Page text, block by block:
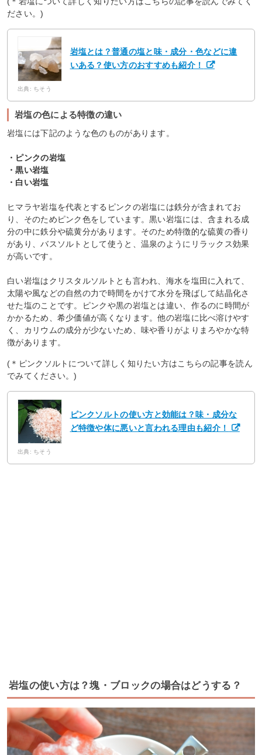
ださい。)
岩塩とは？普通の塩と味・成分・色などに違
いある？使い方のおすすめも紹介！
出典: ちそう
岩塩の色による特徴の違い
岩塩には下記のような色のものがあります。
・ピンクの岩塩
・黒い岩塩
・白い岩塩
ヒマラヤ岩塩を代表とするピンクの岩塩には鉄分が含まれてお
り、そのためピンク色をしています。黒い岩塩には、含まれる成
分の中に鉄分や硫黄分があります。そのため特徴的な硫黄の香り
があり、バスソルトとして使うと、温泉のようにリラックス効果
が高いです。
白い岩塩はクリスタルソルトとも言われ、海水を塩田に入れて、
太陽や風などの自然の力で時間をかけて水分を飛ばして結晶化さ
せた塩のことです。ピンクや黒の岩塩とは違い、作るのに時間が
かかるため、希少価値が高くなります。他の岩塩に比べ溶けやす
く、カリウムの成分が少ないため、味や香りがよりまろやかな特
徴があります。
(＊ピンクソルトについて詳しく知りたい方はこちらの記事を読ん
でみてください。)
ピンクソルトの使い方と効能は？味・成分な
ど特徴や体に悪いと言われる理由も紹介！
出典: ちそう
岩塩の使い方は？塊・ブロックの場合はどうする？